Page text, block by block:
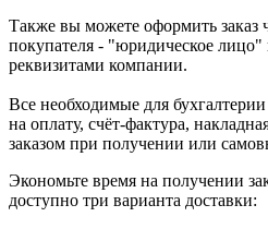
Также вы можете оформить заказ
покупателя - "юридическое лицо"
реквизитами компании.
Все необходимые для
на оплату, счёт-фактура,
заказом при получении или
Экономьте время на получении
доступно три варианта доставки: